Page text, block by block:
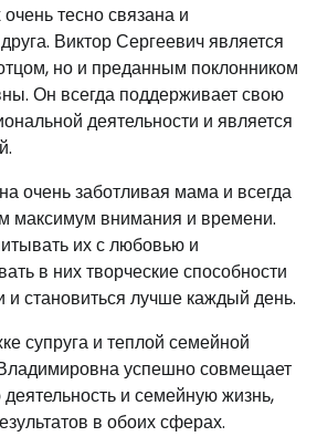
тесно связана и
Виктор Сергеевич является
но и преданным поклонником
Он всегда поддерживает свою
деятельности и является
очень заботливая мама и всегда
максимум внимания и времени.
их с любовью и
в них творческие способности
и становиться лучше каждый день.
супруга и теплой семейной
успешно совмещает
и семейную жизнь,
в обоих сферах.